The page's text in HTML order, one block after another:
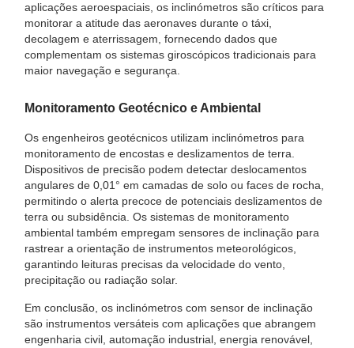
aplicações aeroespaciais, os inclinómetros são críticos para
monitorar a atitude das aeronaves durante o táxi,
decolagem e aterrissagem, fornecendo dados que
complementam os sistemas giroscópicos tradicionais para
maior navegação e segurança.
Monitoramento Geotécnico e Ambiental
Os engenheiros geotécnicos utilizam inclinómetros para
monitoramento de encostas e deslizamentos de terra.
Dispositivos de precisão podem detectar deslocamentos
angulares de 0,01° em camadas de solo ou faces de rocha,
permitindo o alerta precoce de potenciais deslizamentos de
terra ou subsidência. Os sistemas de monitoramento
ambiental também empregam sensores de inclinação para
rastrear a orientação de instrumentos meteorológicos,
garantindo leituras precisas da velocidade do vento,
precipitação ou radiação solar.
Em conclusão, os inclinómetros com sensor de inclinação
são instrumentos versáteis com aplicações que abrangem
engenharia civil, automação industrial, energia renovável,